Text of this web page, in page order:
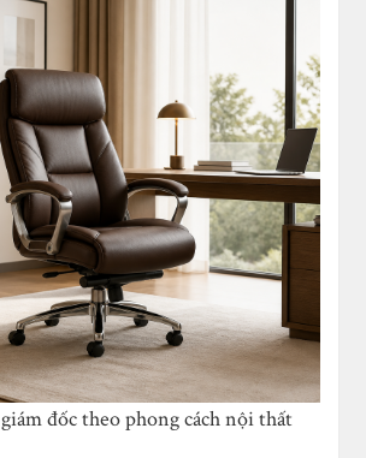
đốc theo phong cách nội thất